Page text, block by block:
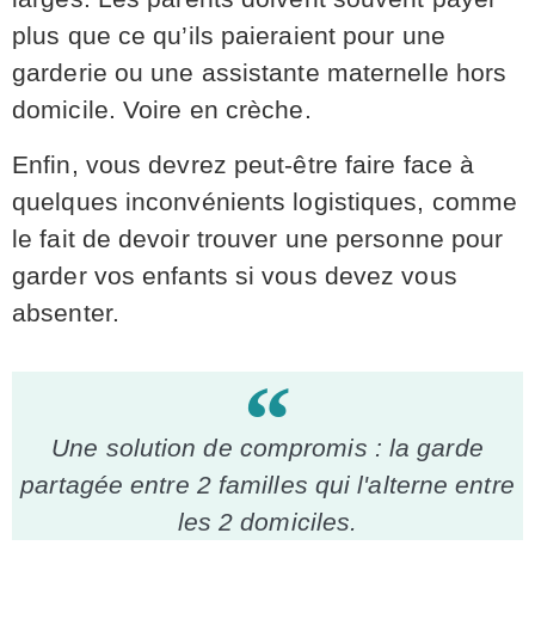
plus que ce qu’ils paieraient pour une
garderie ou une assistante maternelle hors
domicile. Voire en crèche.
Enfin, vous devrez peut-être faire face à
quelques inconvénients logistiques, comme
le fait de devoir trouver une personne pour
garder vos enfants si vous devez vous
absenter.
Une solution de compromis : la garde
partagée entre 2 familles qui l'alterne entre
les 2 domiciles.